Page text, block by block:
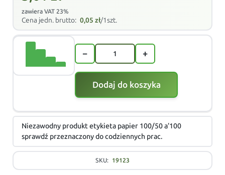
zawiera VAT 23%
Cena jedn. brutto: 0,05zł/1szt.
− +
Dodaj do koszyka
Niezawodny produkt etykieta papier 100/50 a’100
sprawdź przeznaczony do codziennych prac.
SKU: 19123